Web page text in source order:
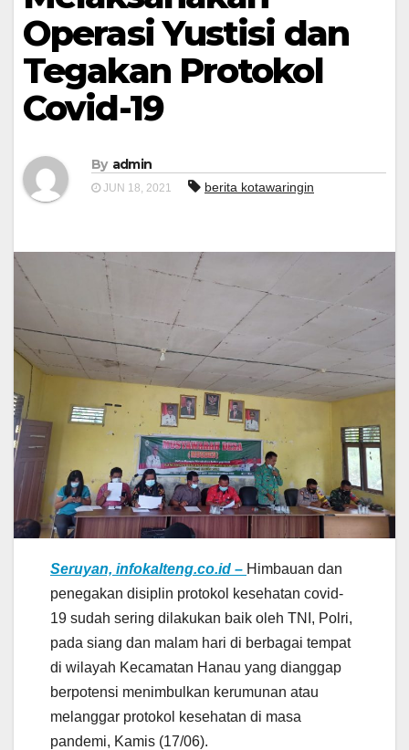
Operasi Yustisi dan
Tegakan Protokol
Covid-19
By admin
JUN 18, 2021 berita kotawaringin
Seruyan, infokalteng.co.id – Himbauan dan
penegakan disiplin protokol kesehatan covid-
19 sudah sering dilakukan baik oleh TNI, Polri,
pada siang dan malam hari di berbagai tempat
di wilayah Kecamatan Hanau yang dianggap
berpotensi menimbulkan kerumunan atau
melanggar protokol kesehatan di masa
pandemi, Kamis (17/06).